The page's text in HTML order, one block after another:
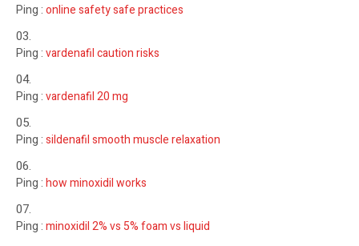
Ping :online safety safe practices
Ping :vardenafil caution risks
Ping :vardenafil 20 mg
Ping :sildenafil smooth muscle relaxation
Ping :how minoxidil works
Ping :minoxidil 2% vs 5% foam vs liquid